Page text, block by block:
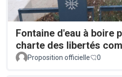
Fontaine d'eau à boire
charte des libertés
Proposition officielle 0